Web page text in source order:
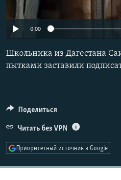
0:00
Школьника из Дагестана
пытками заставили
Поделиться
Читать без VPN
Приоритетный источник в Google